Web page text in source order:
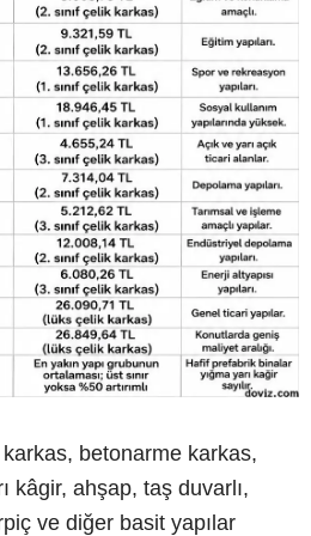
betonarme karkas,
kâgir, ahşap, taş duvarlı,
ve diğer basit yapılar